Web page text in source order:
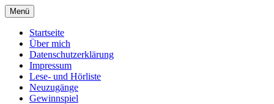
Zum
Inhalt
springen
Menü
Startseite
Über mich
Datenschutzerklärung
Impressum
Lese- und Hörliste
Neuzugänge
Gewinnspiel